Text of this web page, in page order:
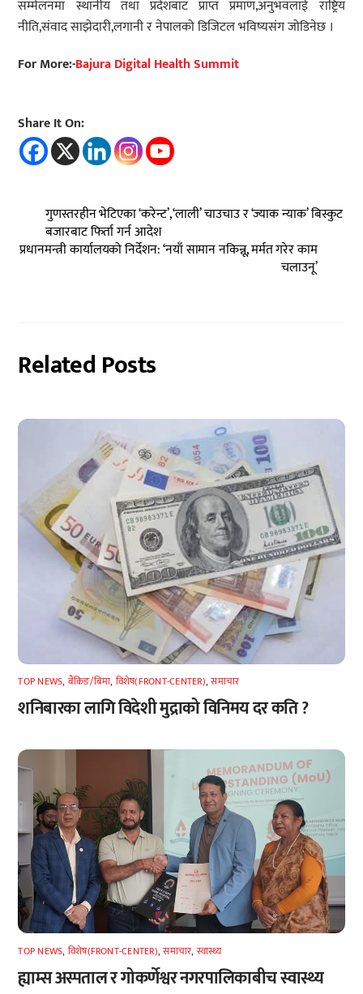
सम्मेलनमा स्थानीय तथा प्रदेशबाट प्राप्त प्रमाण,अनुभवलाई राष्ट्रिय
नीति,संवाद साझेदारी,लगानी र नेपालको डिजिटल भविष्यसंग जोडिनेछ ।
For More:-Bajura Digital Health Summit
Share It On:
गुणस्तरहीन भेटिएका ‘करेन्ट’, ‘लाली’ चाउचाउ र ‘ज्याक न्याक’ बिस्कुट
बजारबाट फिर्ता गर्न आदेश
प्रधानमन्त्री कार्यालयको निर्देशन: ‘नयाँ सामान नकिन्नू, मर्मत गरेर काम
चलाउनू’
Related Posts
TOP NEWS, बैंकिङ/बिमा, विशेष(FRONT-CENTER),समाचार
शनिबारका लागि विदेशी मुद्राको विनिमय दर कति ?
TOP NEWS, विशेष(FRONT-CENTER),समाचार, स्वास्थ्य
ह्याम्स अस्पताल र गोकर्णेश्वर नगरपालिकाबीच स्वास्थ्य